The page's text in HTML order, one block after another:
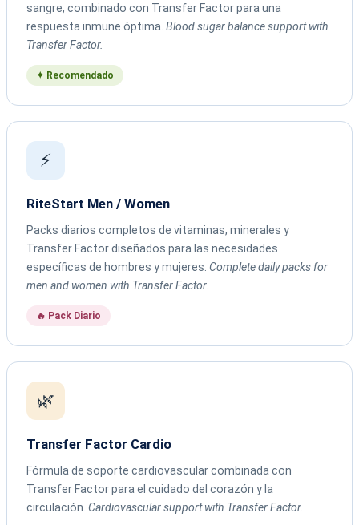
sangre, combinado con Transfer Factor para una
respuesta inmune óptima. Blood sugar balance support with
Transfer Factor.
✦ Recomendado
⚡
RiteStart Men / Women
Packs diarios completos de vitaminas, minerales y
Transfer Factor diseñados para las necesidades
específicas de hombres y mujeres. Complete daily packs for
men and women with Transfer Factor.
🔥 Pack Diario
🌿
Transfer Factor Cardio
Fórmula de soporte cardiovascular combinada con
Transfer Factor para el cuidado del corazón y la
circulación. Cardiovascular support with Transfer Factor.